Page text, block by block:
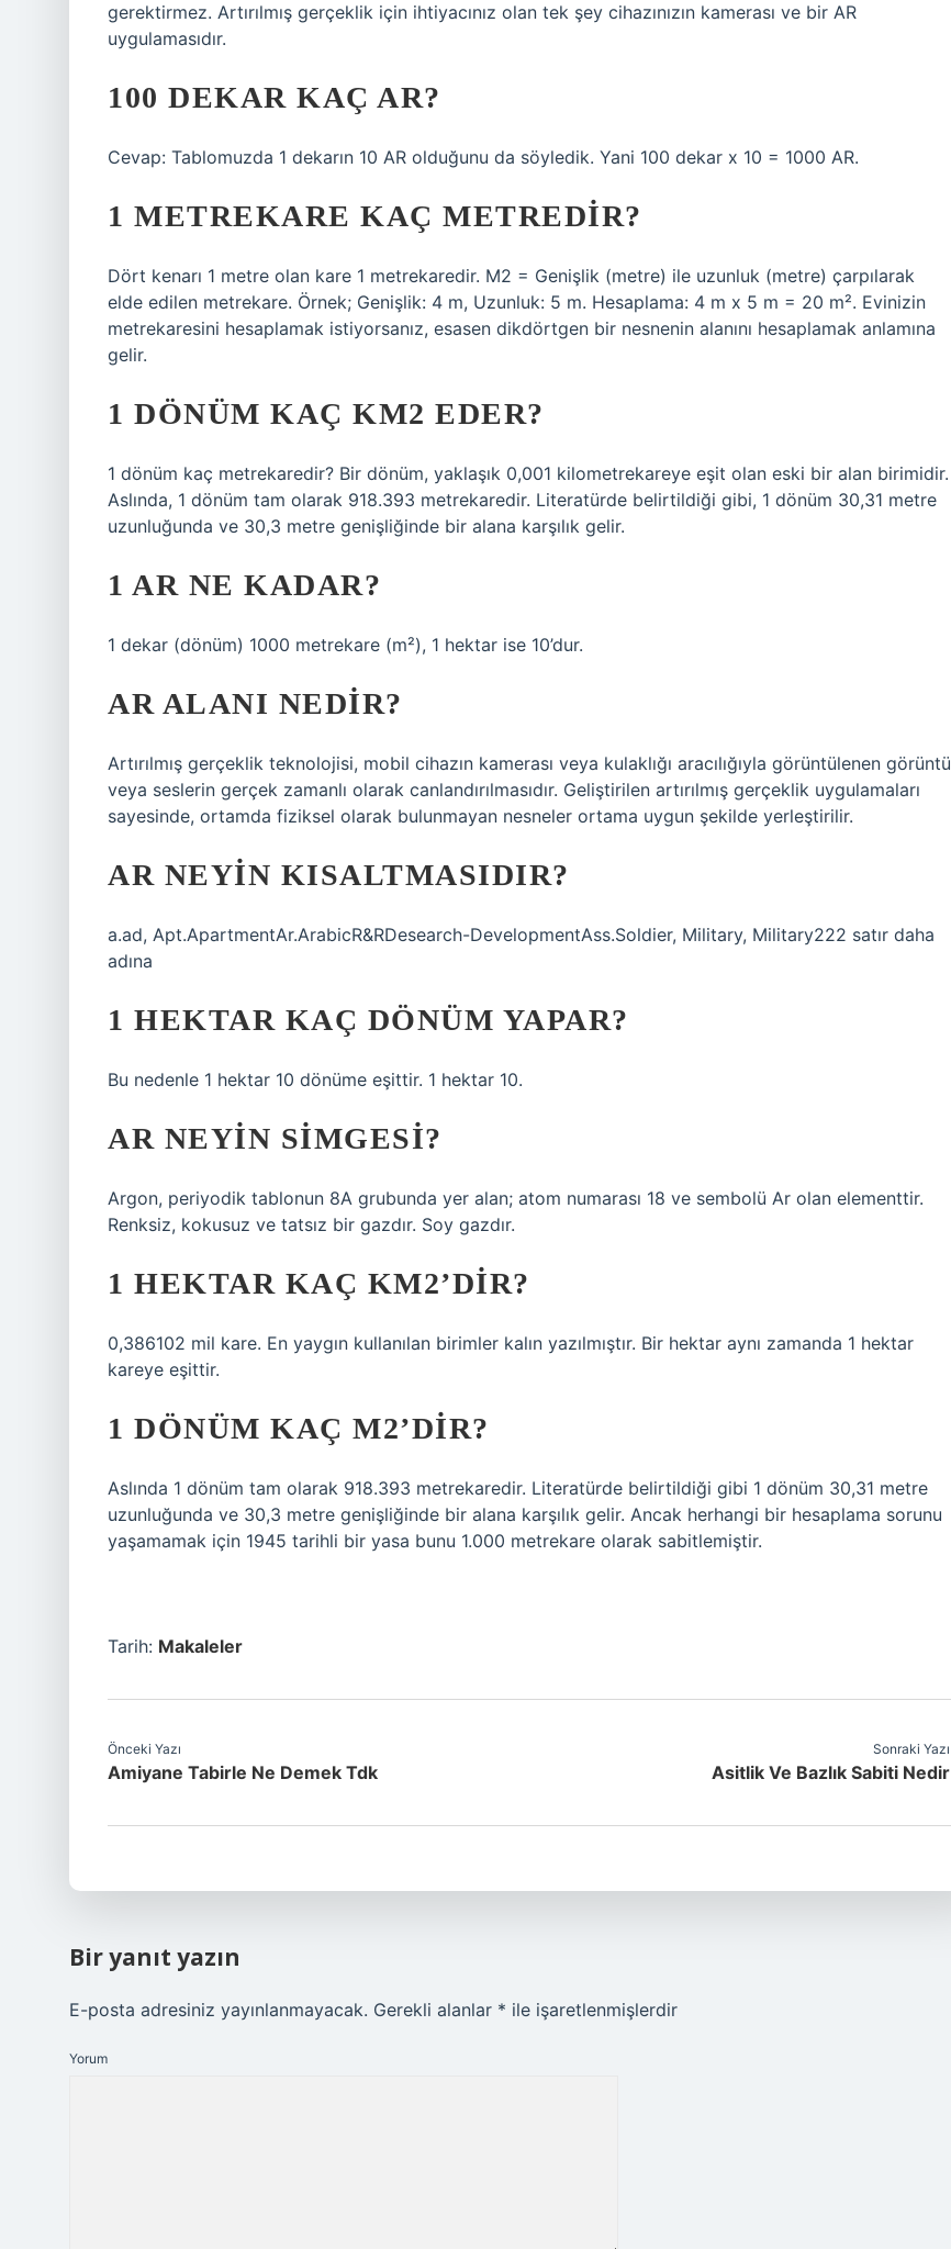
gerektirmez. Artırılmış gerçeklik için ihtiyacınız olan tek şey cihazınızın kamerası ve bir AR
uygulamasıdır.
100 DEKAR KAÇ AR?
Cevap: Tablomuzda 1 dekarın 10 AR olduğunu da söyledik. Yani 100 dekar x 10 = 1000 AR.
1 METREKARE KAÇ METREDIR?
Dört kenarı 1 metre olan kare 1 metrekaredir. M2 = Genişlik (metre) ile uzunluk (metre) çarpılarak
elde edilen metrekare. Örnek; Genişlik: 4 m, Uzunluk: 5 m. Hesaplama: 4 m x 5 m = 20 m². Evinizin
metrekaresini hesaplamak istiyorsanız, esasen dikdörtgen bir nesnenin alanını hesaplamak anlamına
gelir.
1 DÖNÜM KAÇ KM2 EDER?
1 dönüm kaç metrekaredir? Bir dönüm, yaklaşık 0,001 kilometrekareye eşit olan eski bir alan birimidir.
Aslında, 1 dönüm tam olarak 918.393 metrekaredir. Literatürde belirtildiği gibi, 1 dönüm 30,31 metre
uzunluğunda ve 30,3 metre genişliğinde bir alana karşılık gelir.
1 AR NE KADAR?
1 dekar (dönüm) 1000 metrekare (m²), 1 hektar ise 10’dur.
AR ALANI NEDIR?
Artırılmış gerçeklik teknolojisi, mobil cihazın kamerası veya kulaklığı aracılığıyla görüntülenen görüntü
veya seslerin gerçek zamanlı olarak canlandırılmasıdır. Geliştirilen artırılmış gerçeklik uygulamaları
sayesinde, ortamda fiziksel olarak bulunmayan nesneler ortama uygun şekilde yerleştirilir.
AR NEYIN KISALTMASIDIR?
a.ad, Apt.ApartmentAr.ArabicR&RDesearch-DevelopmentAss.Soldier, Military, Military222 satır daha
adına
1 HEKTAR KAÇ DÖNÜM YAPAR?
Bu nedenle 1 hektar 10 dönüme eşittir. 1 hektar 10.
AR NEYIN SIMGESI?
Argon, periyodik tablonun 8A grubunda yer alan; atom numarası 18 ve sembolü Ar olan elementtir.
Renksiz, kokusuz ve tatsız bir gazdır. Soy gazdır.
1 HEKTAR KAÇ KM2’DIR?
0,386102 mil kare. En yaygın kullanılan birimler kalın yazılmıştır. Bir hektar aynı zamanda 1 hektar
kareye eşittir.
1 DÖNÜM KAÇ M2’DIR?
Aslında 1 dönüm tam olarak 918.393 metrekaredir. Literatürde belirtildiği gibi 1 dönüm 30,31 metre
uzunluğunda ve 30,3 metre genişliğinde bir alana karşılık gelir. Ancak herhangi bir hesaplama sorunu
yaşamamak için 1945 tarihli bir yasa bunu 1.000 metrekare olarak sabitlemiştir.
Tarih: Makaleler
Önceki Yazı
Amiyane Tabirle Ne Demek Tdk
Sonraki Yazı
Asitlik Ve Bazlık Sabiti Nedir
Bir yanıt yazın
E-posta adresiniz yayınlanmayacak. Gerekli alanlar * ile işaretlenmişlerdir
Yorum